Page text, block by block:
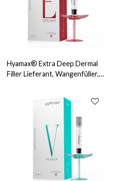
Hyamax® Extra Deep Dermal
Filler Lieferant, Wangenfüller,